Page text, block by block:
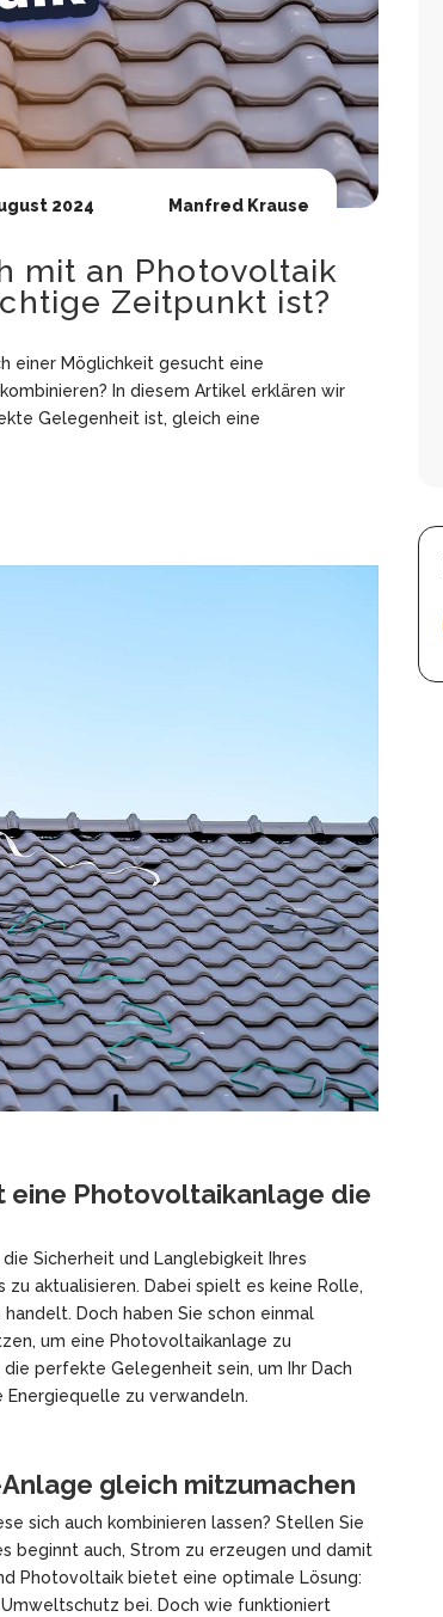
2024 Manfred Krause
mit an Photovoltaik
Zeitpunkt ist?
einer Möglichkeit gesucht eine
In diesem Artikel erklären wir
Gelegenheit ist, gleich eine
eine Photovoltaikanlage die
Sicherheit und Langlebigkeit Ihres
aktualisieren. Dabei spielt es keine Rolle,
Doch haben Sie schon einmal
um eine Photovoltaikanlage zu
perfekte Gelegenheit sein, um Ihr Dach
Energiequelle zu verwandeln.
gleich mitzumachen
sich auch kombinieren lassen? Stellen Sie
beginnt auch, Strom zu erzeugen und damit
Photovoltaik bietet eine optimale Lösung:
bei. Doch wie funktioniert